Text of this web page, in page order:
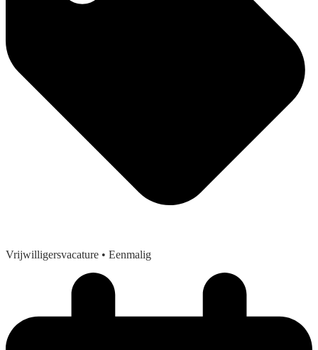
Vrijwilligersvacature • Eenmalig